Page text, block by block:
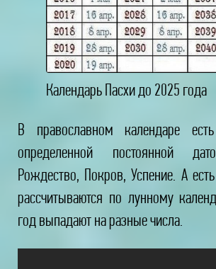
Календарь Пасхи до 2025 года
В православном календаре
определенной постоянной
Рождество, Покров, Успение. А
рассчитываются по лунному
год выпадают на разные числа.